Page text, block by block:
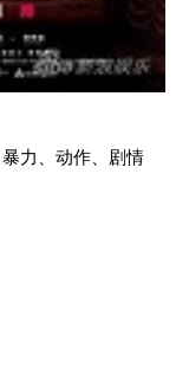
力、动作、剧情